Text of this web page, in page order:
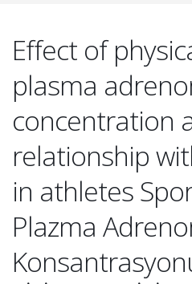
Effect of
plasma
concentration
relationship
in athletes
Plazma